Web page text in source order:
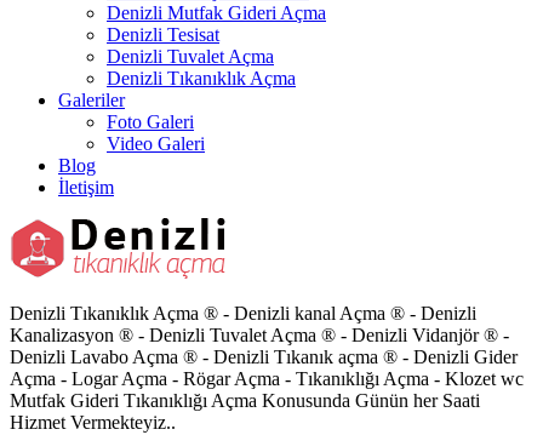
Denizli Mutfak Gideri Açma
Denizli Tesisat
Denizli Tuvalet Açma
Denizli Tıkanıklık Açma
Galeriler
Foto Galeri
Video Galeri
Blog
İletişim
Denizli Tıkanıklık Açma ® - Denizli kanal Açma ® - Denizli
Kanalizasyon ® - Denizli Tuvalet Açma ® - Denizli Vidanjör ® -
Denizli Lavabo Açma ® - Denizli Tıkanık açma ® - Denizli Gider
Açma - Logar Açma - Rögar Açma - Tıkanıklığı Açma - Klozet wc
Mutfak Gideri Tıkanıklığı Açma Konusunda Günün her Saati
Hizmet Vermekteyiz..